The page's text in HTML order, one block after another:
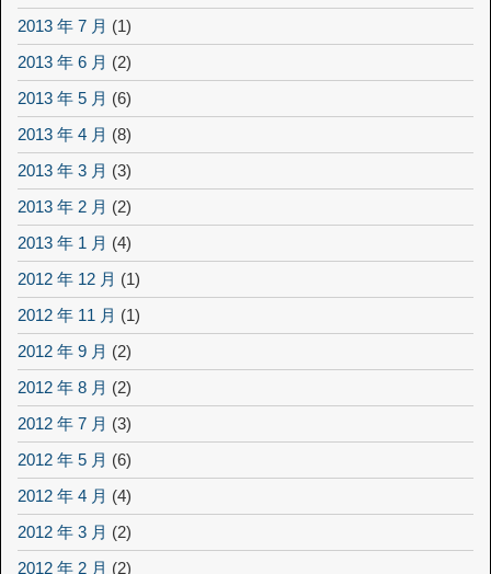
2013 年 7 月 (1)
2013 年 6 月 (2)
2013 年 5 月 (6)
2013 年 4 月 (8)
2013 年 3 月 (3)
2013 年 2 月 (2)
2013 年 1 月 (4)
2012 年 12 月 (1)
2012 年 11 月 (1)
2012 年 9 月 (2)
2012 年 8 月 (2)
2012 年 7 月 (3)
2012 年 5 月 (6)
2012 年 4 月 (4)
2012 年 3 月 (2)
2012 年 2 月 (2)